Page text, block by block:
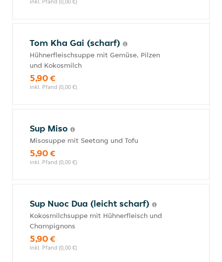
Tom Kha Gai (scharf)
Hühnerfleischsuppe mit Gemüse, Pilzen
und Kokosmilch
5,90 €
inkl. Pfand (0,00 €)
Sup Miso
Misosuppe mit Seetang und Tofu
5,90 €
inkl. Pfand (0,00 €)
Sup Nuoc Dua (leicht scharf)
Kokosmilchsuppe mit Hühnerfleisch und
Champignons
5,90 €
inkl. Pfand (0,00 €)